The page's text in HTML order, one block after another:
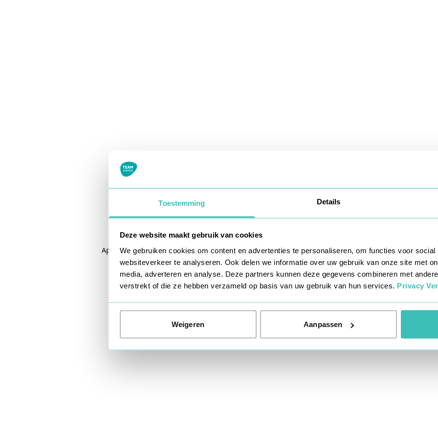
Toestemming Details
Deze website maakt gebruik van cookies
We gebruiken cookies om content en advertenties te personaliseren, om functies voor
websiteverkeer te analyseren. Ook delen we informatie over uw gebruik van onze site met
media, adverteren en analyse. Deze partners kunnen deze gegevens combineren met
verstrekt of die ze hebben verzameld op basis van uw gebruik van hun services. Privacy
Weigeren Aanpassen
Application error: a client-side exception has occurred while loadingwww.teamkappers.nl (see the